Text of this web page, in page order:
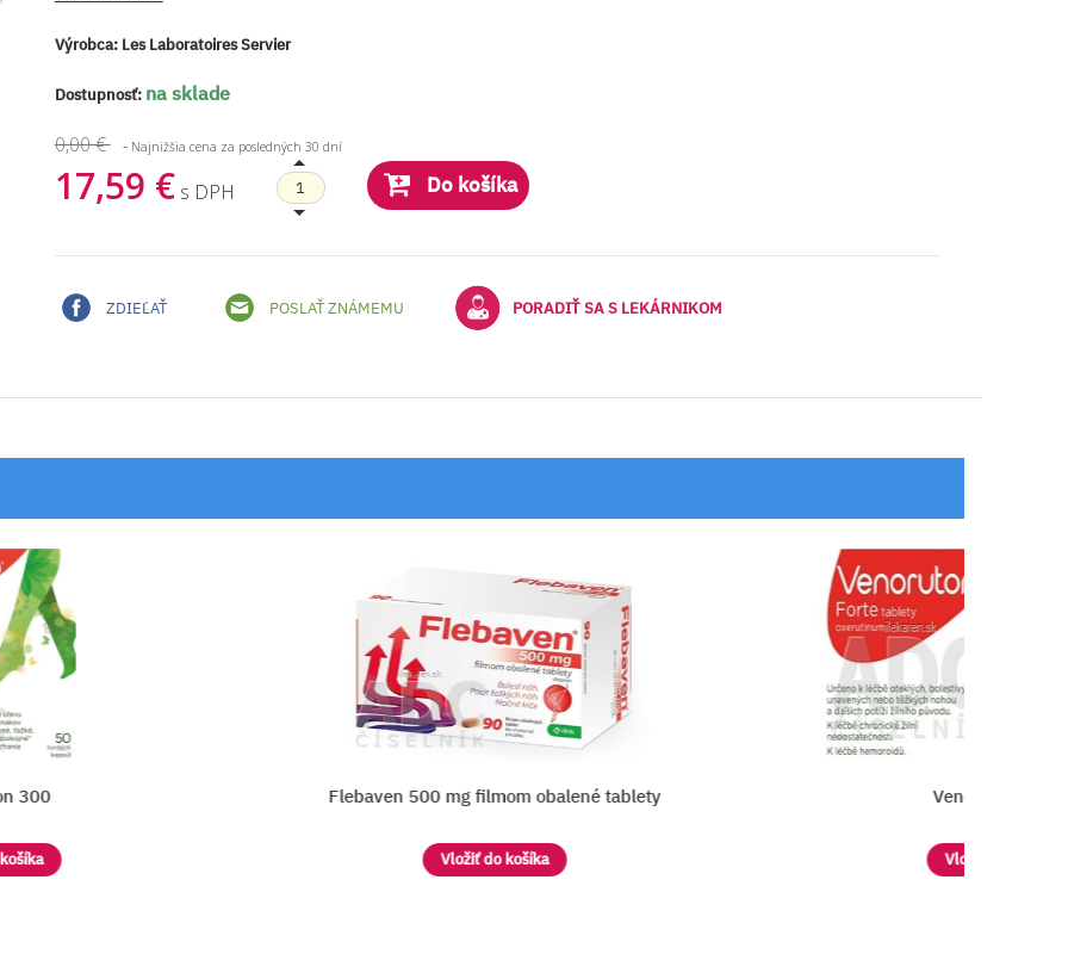
Výrobca: Les Laboratoires Servier
Dostupnosť: na sklade
0,00 € - Najnižšia cena za posledných 30 dní
17,59 € s DPH Do košíka
ZDIEĽAŤ POSLAŤ ZNÁMEMU PORADIŤ SA S LEKÁRNIKOM
Flebaven 500 mg filmom obalené tablety
Vložiť do košíka
Venoruton Forte
Vložiť do košíka